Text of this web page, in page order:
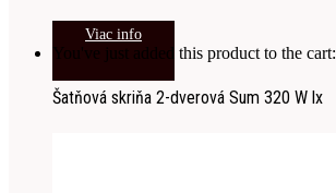
Viac info
You've just added this product to the cart:
Šatňová skriňa 2-dverová Sum 320 W lx